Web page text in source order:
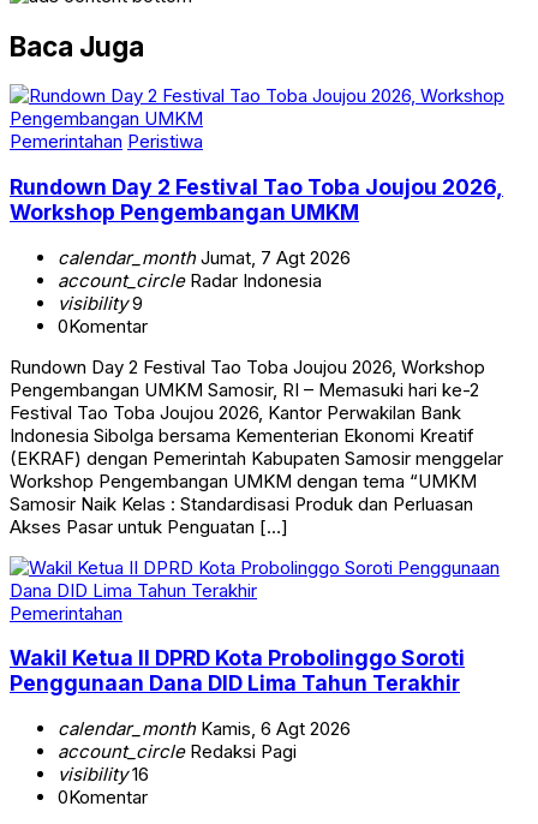
Baca Juga
Pemerintahan Peristiwa
Rundown Day 2 Festival Tao Toba Joujou 2026,
Workshop Pengembangan UMKM
calendar_monthJumat, 7 Agt 2026
account_circleRadar Indonesia
visibility9
0Komentar
Rundown Day 2 Festival Tao Toba Joujou 2026, Workshop
Pengembangan UMKM Samosir, RI – Memasuki hari ke-2
Festival Tao Toba Joujou 2026, Kantor Perwakilan Bank
Indonesia Sibolga bersama Kementerian Ekonomi Kreatif
(EKRAF) dengan Pemerintah Kabupaten Samosir menggelar
Workshop Pengembangan UMKM dengan tema “UMKM
Samosir Naik Kelas : Standardisasi Produk dan Perluasan
Akses Pasar untuk Penguatan […]
Pemerintahan
Wakil Ketua II DPRD Kota Probolinggo Soroti
Penggunaan Dana DID Lima Tahun Terakhir
calendar_monthKamis, 6 Agt 2026
account_circleRedaksi Pagi
visibility16
0Komentar